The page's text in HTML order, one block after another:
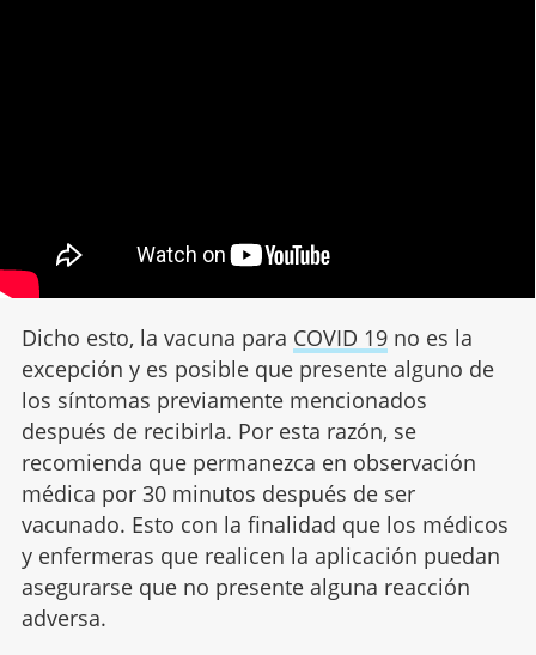
Dicho esto, la vacuna para COVID 19 no es la
excepción y es posible que presente alguno de
los síntomas previamente mencionados
después de recibirla. Por esta razón, se
recomienda que permanezca en observación
médica por 30 minutos después de ser
vacunado. Esto con la finalidad que los médicos
y enfermeras que realicen la aplicación puedan
asegurarse que no presente alguna reacción
adversa.